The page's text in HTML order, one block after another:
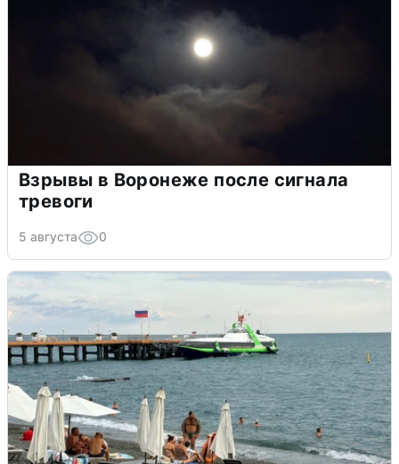
Взрывы в Воронеже после сигнала
тревоги
5 августа 0